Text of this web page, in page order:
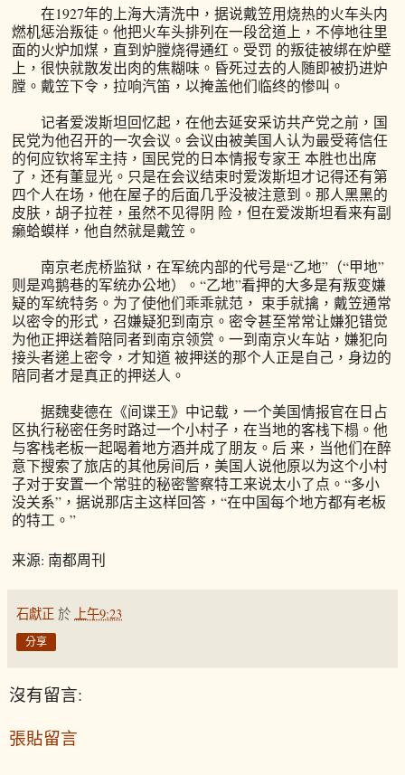
在1927年的上海大清洗中，据说戴笠用烧热的火车头内
燃机惩治叛徒。他把火车头排列在一段岔道上，不停地往里
面的火炉加煤，直到炉膛烧得通红。受罚 的叛徒被绑在炉壁
上，很快就散发出肉的焦糊味。昏死过去的人随即被扔进炉
膛。戴笠下令，拉响汽笛，以掩盖他们临终的惨叫。
记者爱泼斯坦回忆起，在他去延安采访共产党之前，国
民党为他召开的一次会议。会议由被美国人认为最受蒋信任
的何应钦将军主持，国民党的日本情报专家王 本胜也出席
了，还有董显光。只是在会议结束时爱泼斯坦才记得还有第
四个人在场，他在屋子的后面几乎没被注意到。那人黑黑的
皮肤，胡子拉茬，虽然不见得阴 险，但在爱泼斯坦看来有副
癞蛤蟆样，他自然就是戴笠。
南京老虎桥监狱，在军统内部的代号是“乙地”（“甲地”
则是鸡鹅巷的军统办公地）。“乙地”看押的大多是有叛变嫌
疑的军统特务。为了使他们乖乖就范， 束手就擒，戴笠通常
以密令的形式，召嫌疑犯到南京。密令甚至常常让嫌犯错觉
为他正押送着陪同者到南京领赏。一到南京火车站，嫌犯向
接头者递上密令，才知道 被押送的那个人正是自己，身边的
陪同者才是真正的押送人。
据魏斐德在《间谍王》中记载，一个美国情报官在日占
区执行秘密任务时路过一个小村子，在当地的客栈下榻。他
与客栈老板一起喝着地方酒并成了朋友。后 来，当他们在醉
意下搜索了旅店的其他房间后，美国人说他原以为这个小村
子对于安置一个常驻的秘密警察特工来说太小了点。“多小
没关系”，据说那店主这样回答，“在中国每个地方都有老板
的特工。”
来源: 南都周刊
石獻正 於 上午9:23
分享
沒有留言:
張貼留言